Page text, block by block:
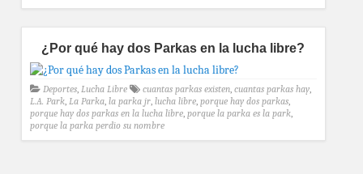
¿Por qué hay dos Parkas en la lucha libre?
Deportes Lucha Libre cuantas parkas existen cuantas parkas hay
L.A. Park La Parka la parka jr lucha libre porque hay dos parkas
porque hay dos parkas en la lucha libre porque la parka es la park
porque la parka perdio su nombre